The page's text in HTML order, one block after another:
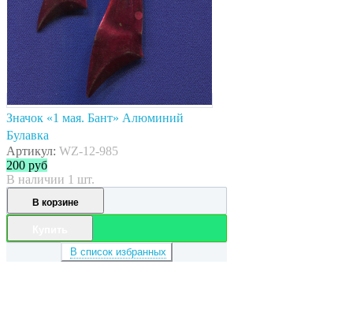
Значок «1 мая. Бант» Алюминий
Булавка
Артикул: WZ-12-985
200 руб
В наличии 1 шт.
В корзине
В список избранных